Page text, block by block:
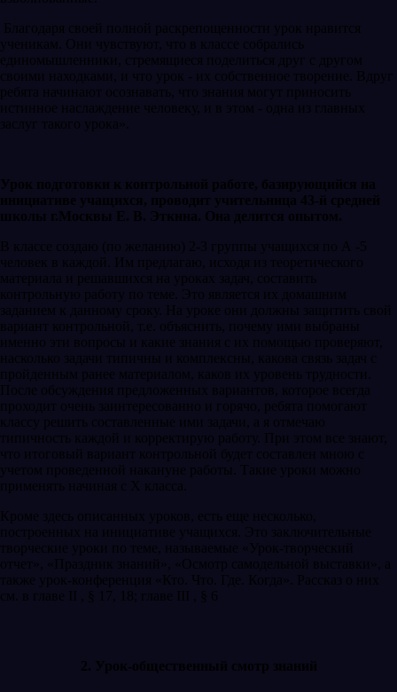
Благодаря своей полной раскрепощенности урок нравится
ученикам. Они чувствуют, что в классе собрались
единомышленники, стремящиеся поделиться друг с другом
своими находками, и что урок - их собственное творение. Вдруг
ребята начинают осознавать, что знания могут приносить
истинное наслаждение человеку, и в этом - одна из главных
заслуг такого урока».
Урок подготовки к контрольной работе, базирующийся на
инициативе учащихся, проводит учительница 43-й средней
школы г.Москвы Е. В. Эткнна. Она делится опытом.
В классе создаю (по желанию) 2-3 группы учащихся по А -5
человек в каждой. Им предлагаю, исходя из теоретического
материала и решавшихся на уроках задач, составить
контрольную работу по теме. Это является их домашним
заданием к данному сроку. На уроке они должны защитить свой
вариант контрольной, т.е. объяснить, почему ими выбраны
именно эти вопросы и какие знания с их помощью проверяют,
насколько задачи типичны и комплексны, какова связь задач с
пройденным ранее материалом, каков их уровень трудности.
После обсуждения предложенных вариантов, которое всегда
проходит очень заинтересованно и горячо, ребята помогают
классу решить составленные ими задачи, а я отмечаю
типичность каждой и корректирую работу. При этом все знают,
что итоговый вариант контрольной будет составлен мною с
учетом проведенной накануне работы. Такие уроки можно
применять начиная с X класса.
Кроме здесь описанных уроков, есть еще несколько,
построенных на инициативе учащихся. Это заключительные
творческие уроки по теме, называемые «Урок-творческий
отчет», «Праздник знаний», «Осмотр самодельной выставки», а
также урок-конференция «Кто. Что. Где. Когда». Рассказ о них
см. в главе II , § 17, 18; главе III , § 6
2. Урок-общественный смотр знаний